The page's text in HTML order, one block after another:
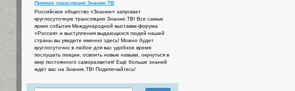
Прямая трансляция Знание.ТВ
Российское общество «Знание» запускает
круглосуточную трансляцию Знание.ТВ! Все самые
яркие события Международной выставки-форума
«Россия» и выступления выдающихся людей нашей
страны вы увидите именно здесь! Можно будет
круглосуточно в любое для вас удобное время
послушать лекции, освоить новые навыки, окунуться в
мир постоянного саморазвития! Ещё больше знаний
ждёт вас на Знание.ТВ! Подключайтесь!